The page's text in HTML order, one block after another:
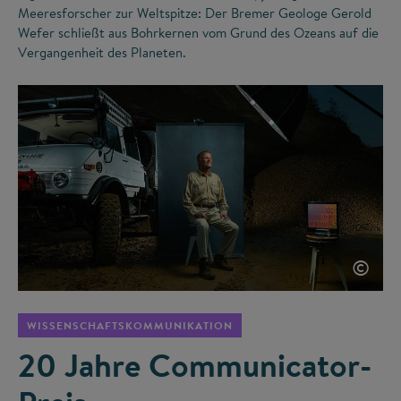
Meeresforscher zur Weltspitze: Der Bremer Geologe Gerold
Wefer schließt aus Bohrkernen vom Grund des Ozeans auf die
Vergangenheit des Planeten.
©
WISSENSCHAFTSKOMMUNIKATION
20 Jahre Communicator-